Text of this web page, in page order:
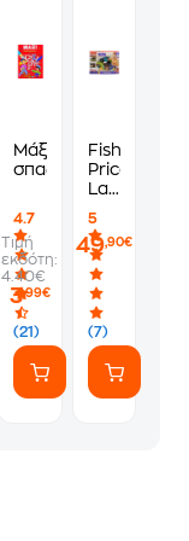
Μάξι
σπαζοκεφαλιές
4.7
(21)
Τιμή
εκδότη:
4.40€
3,99€
Fisher
Price
Laugh
Learn
Sit
&
Steer
Driver
5
(7)
49,90€